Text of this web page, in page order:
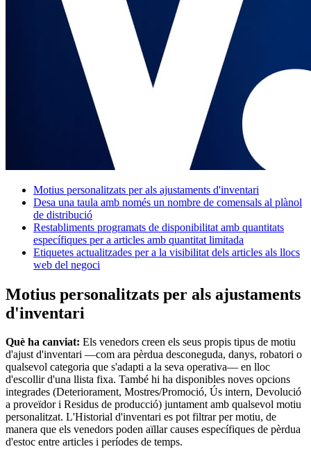
Full de ruta
Centre d'ajuda
Comunitat Square
Contacta amb l'equip de vendes
Quant a Square
Vista general
Cafeteries
Fleca
Restaurants
Bars i cerveseries
Vista general
Roba i accessoris
Mobles i articles per a la llar
Cellers i licoreries
Supermercats i botigues d'alimentació
Motius personalitzats per als ajustaments d'inventari
Desa una taula amb només un nombre de comensals al plànol
de distribució
Restabliments programats de disponibilitat amb quantitats
específiques per a articles amb quantitat limitada
Etiquetes actualitzades per a la visibilitat dels articles als llocs
web del negoci
Motius personalitzats per als ajustaments
d'inventari
Què ha canviat: Els venedors creen els seus propis tipus de motiu
d'ajust d'inventari —com ara pèrdua desconeguda, danys, robatori o
qualsevol categoria que s'adapti a la seva operativa— en lloc
d'escollir d'una llista fixa. També hi ha disponibles noves opcions
integrades (Deteriorament, Mostres/Promoció, Ús intern, Devolució
a proveïdor i Residus de producció) juntament amb qualsevol motiu
personalitzat. L'Historial d'inventari es pot filtrar per motiu, de
manera que els venedors poden aïllar causes específiques de pèrdua
d'estoc entre articles i períodes de temps.